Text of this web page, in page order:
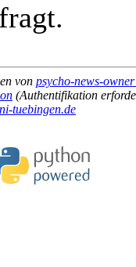
von psycho-news-
(Authentifikation
tuebingen.de